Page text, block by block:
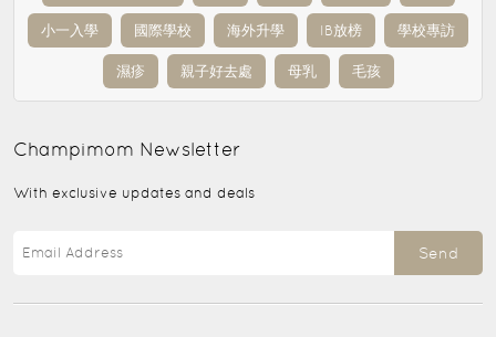
小一入學 國際學校 海外升學 IB放榜 學校專訪
濕疹 親子好去處 母乳 毛孩
Champimom Newsletter
With exclusive updates and deals
Send